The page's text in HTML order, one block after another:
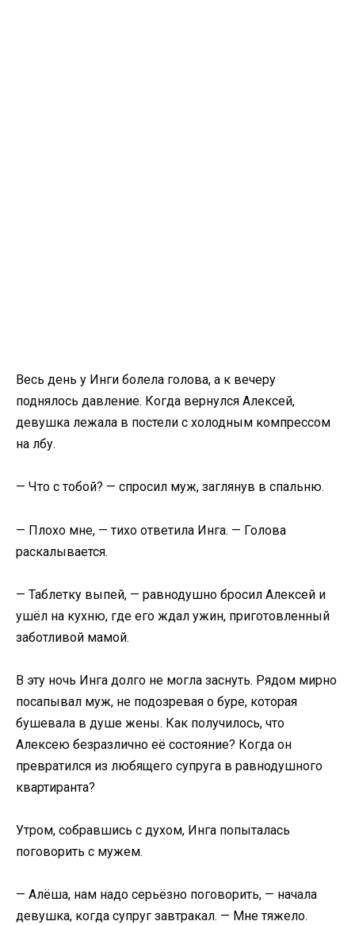
Весь день у Инги болела голова, а к вечеру
поднялось давление. Когда вернулся Алексей,
девушка лежала в постели с холодным компрессом
на лбу.
— Что с тобой? — спросил муж, заглянув в спальню.
— Плохо мне, — тихо ответила Инга. — Голова
раскалывается.
— Таблетку выпей, — равнодушно бросил Алексей и
ушёл на кухню, где его ждал ужин, приготовленный
заботливой мамой.
В эту ночь Инга долго не могла заснуть. Рядом мирно
посапывал муж, не подозревая о буре, которая
бушевала в душе жены. Как получилось, что
Алексею безразлично её состояние? Когда он
превратился из любящего супруга в равнодушного
квартиранта?
Утром, собравшись с духом, Инга попыталась
поговорить с мужем.
— Алёша, нам надо серьёзно поговорить, — начала
девушка, когда супруг завтракал. — Мне тяжело.